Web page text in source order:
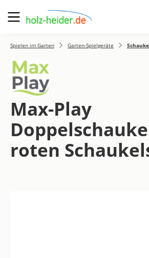
Zum Hauptinhalt springen
Spielen im Garten Garten-Spielgeräte
Max-Play
roten